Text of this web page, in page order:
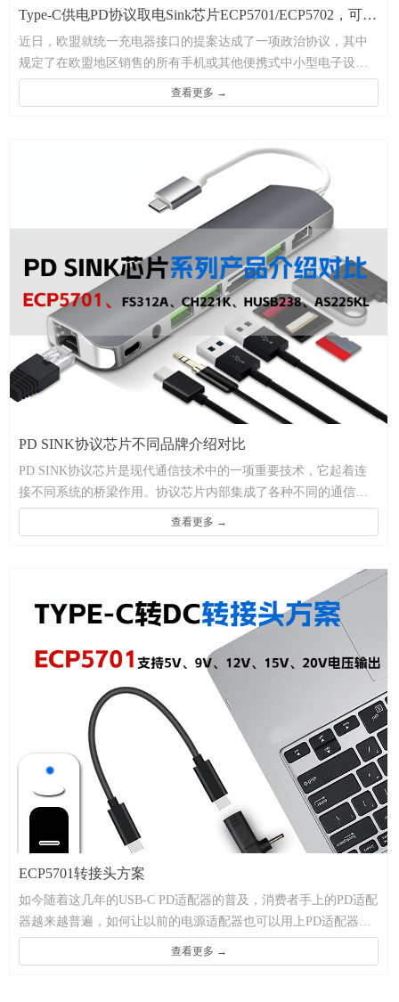
Type-C供电PD协议取电Sink芯片ECP5701/ECP5702，可二
端头分开供电调整亮度，适用于LED灯带户外防水超亮灯
条方案
近日，欧盟就统一充电器接口的提案达成了一项政治协议，其中
规定了在欧盟地区销售的所有手机或其他便携式中小型电子设备
必须采用统一的USB Type-C接口。这项决定意味着未来将会有更
多的产品强制性地使用TYPE-C充电接口。
在这个背景下，我司推出了两款极简PD灯带方案，均采用了USB-
C PD协议芯片。这两款灯带板不仅封装小 外围简单，且只有一个
TYPE-C接口大小，方便携带；本方案不需要过认证，可以节省更
查看更多 →
PD SINK协议芯片不同品牌介绍对比
PD SINK协议芯片是现代通信技术中的一项重要技术，它起着连
接不同系统的桥梁作用。协议芯片内部集成了各种不同的通信协
议，如蓝牙、Wi-Fi、以太网等，使不同设备之间的通信变得更加
简单和高效。
查看更多 →
ECP5701转接头方案
如今随着这几年的USB-C PD适配器的普及，消费者手上的PD适配
器越来越普遍，如何让以前的电源适配器也可以用上PD适配器
呢？
查看更多 →